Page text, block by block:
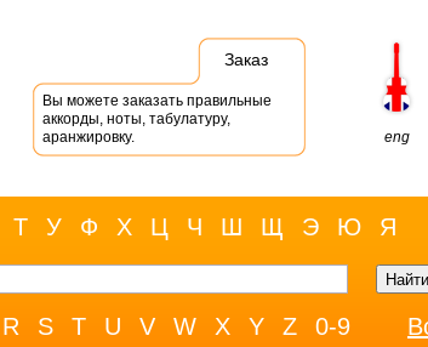
Заказ
Вы можете заказать правильные
аккорды, ноты, табулатуру,
аранжировку.
eng
Т У Ф Х Ц Ч Ш Щ Э Ю Я
R S T U V W X Y Z 0-9